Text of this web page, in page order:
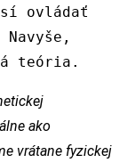
ovládať
teória.
ako
vrátane fyzickej